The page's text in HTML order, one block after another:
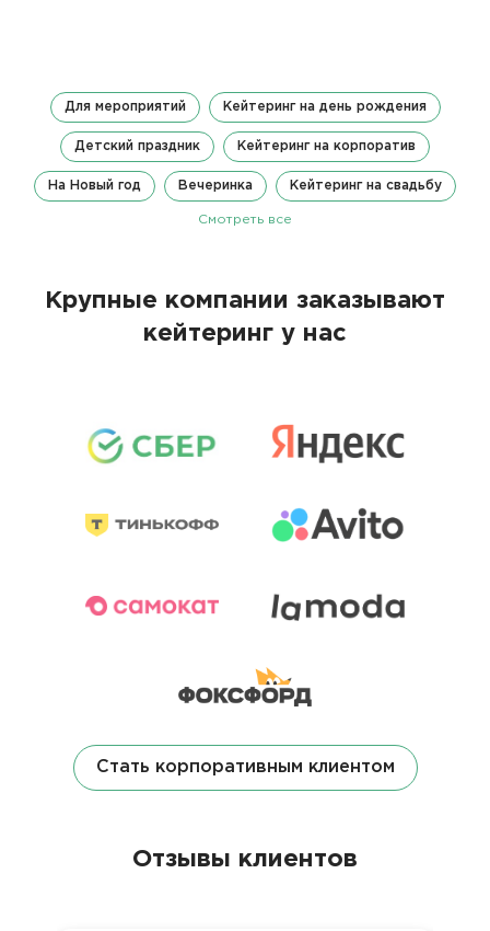
Для мероприятий Кейтеринг на день рождения
Детский праздник Кейтеринг на корпоратив
На Новый год Вечеринка Кейтеринг на свадьбу
Смотреть все
Крупные компании заказывают
кейтеринг у нас
Стать корпоративным клиентом
Отзывы клиентов